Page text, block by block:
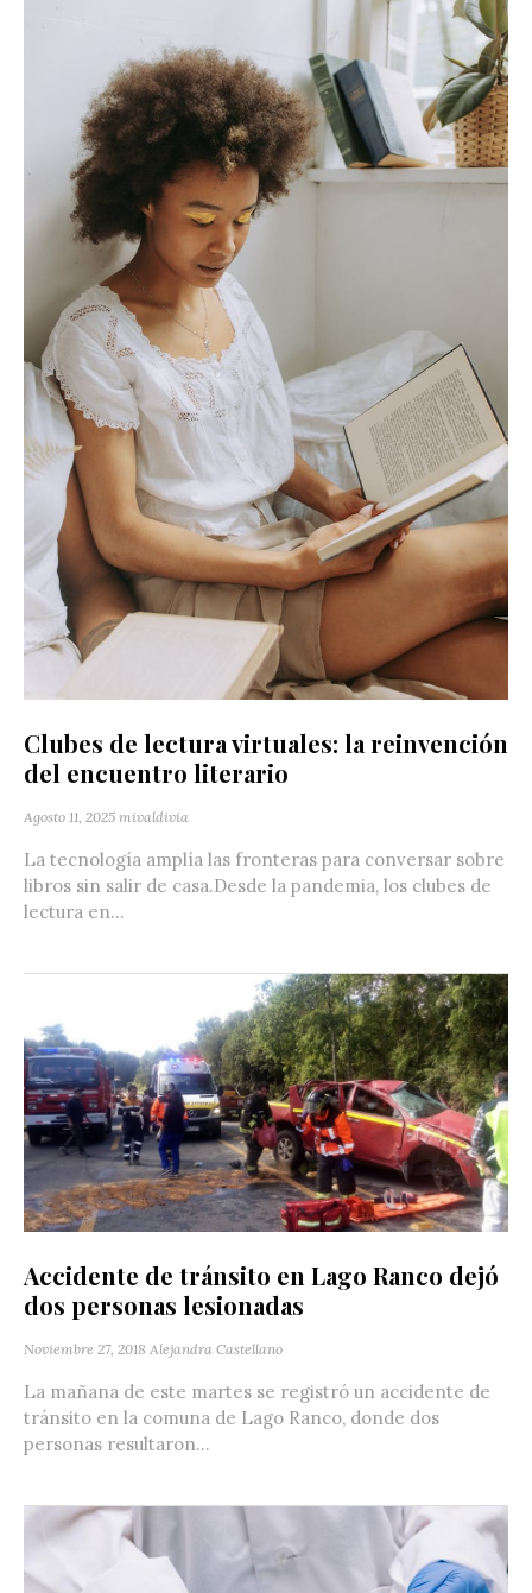
Clubes de lectura virtuales: la reinvención
del encuentro literario
Agosto 11, 2025 mivaldivia
La tecnología amplía las fronteras para conversar sobre
libros sin salir de casa.Desde la pandemia, los clubes de
lectura en...
Accidente de tránsito en Lago Ranco dejó
dos personas lesionadas
Noviembre 27, 2018 Alejandra Castellano
La mañana de este martes se registró un accidente de
tránsito en la comuna de Lago Ranco, donde dos
personas resultaron...